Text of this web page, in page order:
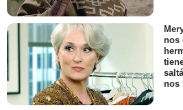
nos
nos